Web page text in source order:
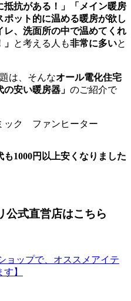
抵抗がある！」「メイン暖房
ット的に温める暖房が欲し
、洗面所の中で温めてくれ
と考える人も非常に多いと
は、そんなオール電化住宅
安い暖房器」 のご紹介で
1000円以上安くなりました
公式直営店はこちら
ョップで、オススメアイテ
】